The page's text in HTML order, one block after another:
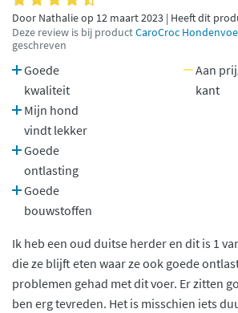
Door Nathalie op 12 maart 2023 | Heeft dit
Deze review is bij productCaroCroc
geschreven
Goede
kwaliteit
Mijn hond
vindt lekker
Goede
ontlasting
Goede
bouwstoffen
Aan
kant
Ik heb een oud duitse herder en dit is 1
die ze blijft eten waar ze ook goede
problemen gehad met dit voer. Er zitten
ben erg tevreden. Het is misschien iets